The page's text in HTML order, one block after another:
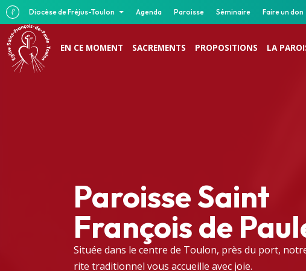
Diocèse de Fréjus-Toulon Agenda Paroisse Séminaire Faire un don
EN CE MOMENT SACREMENTS PROPOSITIONS LA
Paroisse Saint
François de
Située dans le centre de Toulon, près du port,
rite traditionnel vous accueille avec joie.